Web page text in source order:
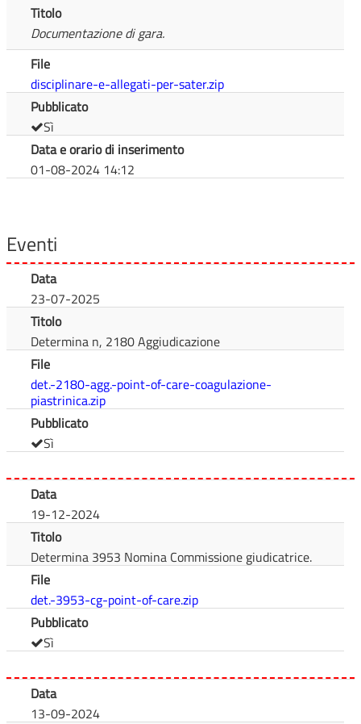
Titolo
Documentazione di gara.
File
disciplinare-e-allegati-per-sater.zip
Pubblicato
Sì
Data e orario di inserimento
01-08-2024 14:12
Eventi
Data
23-07-2025
Titolo
Determina n, 2180 Aggiudicazione
File
det.-2180-agg.-point-of-care-coagulazione-
piastrinica.zip
Pubblicato
Sì
Data
19-12-2024
Titolo
Determina 3953 Nomina Commissione giudicatrice.
File
det.-3953-cg-point-of-care.zip
Pubblicato
Sì
Data
13-09-2024